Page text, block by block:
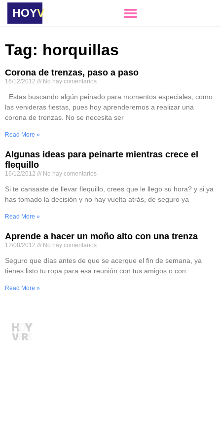
HOYVERE
Tag: horquillas
Corona de trenzas, paso a paso
16/12/2012 No hay comentarios
Estas buscando algún peinado para momentos especiales, como
las venideras fiestas, pues hoy aprenderemos a realizar una
corona de trenzas. No se necesita ser
Read More »
Algunas ideas para peinarte mientras crece el
flequillo
16/12/2012 No hay comentarios
Si te cansaste de llevar flequillo, crees que le llego su hora? y si ya
has tomado la decisión y no hay vuelta atrás, de seguro ya
Read More »
Aprende a hacer un moño alto con una trenza
12/08/2012 No hay comentarios
Seguro que días antes de que se acerque el fin de semana, ya
tienes listo tu ropa para esa reunión con tus amigos o con
Read More »